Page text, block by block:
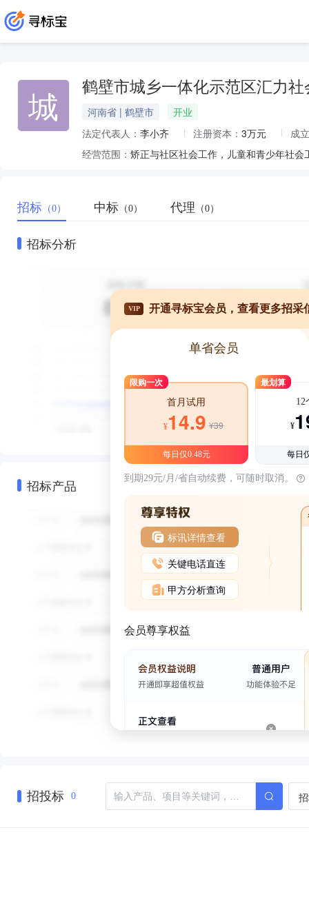
城 鹤壁市城乡一体化示范区汇力
河南省 | 鹤壁市
开业
法定代表人： 李小齐 注册资本： 3万元
成
经营范围：
招标 （0） 中标 （0） 代理 （0）
招标分析
招标产品
VIP 开通寻标宝会员，查看更多招采
单省会员
限购一次
首月试用
¥14.9 ¥39
每日仅0.48元
最划算
12
¥
每日
到期29元/月/省自动续费，可随时取消。
标讯详情查看
关键电话直连
甲方分析查询
会员尊享权益
招投标 0